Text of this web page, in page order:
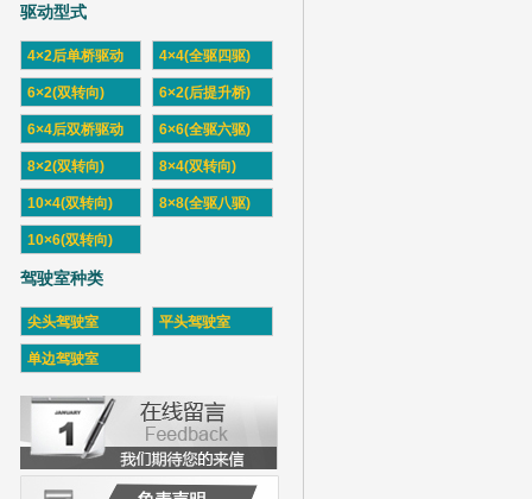
驱动型式
4×2后单桥驱动 4×4(全驱四驱)
6×2(双转向) 6×2(后提升桥)
6×4后双桥驱动 6×6(全驱六驱)
8×2(双转向) 8×4(双转向)
10×4(双转向) 8×8(全驱八驱)
10×6(双转向)
驾驶室种类
尖头驾驶室 平头驾驶室
单边驾驶室